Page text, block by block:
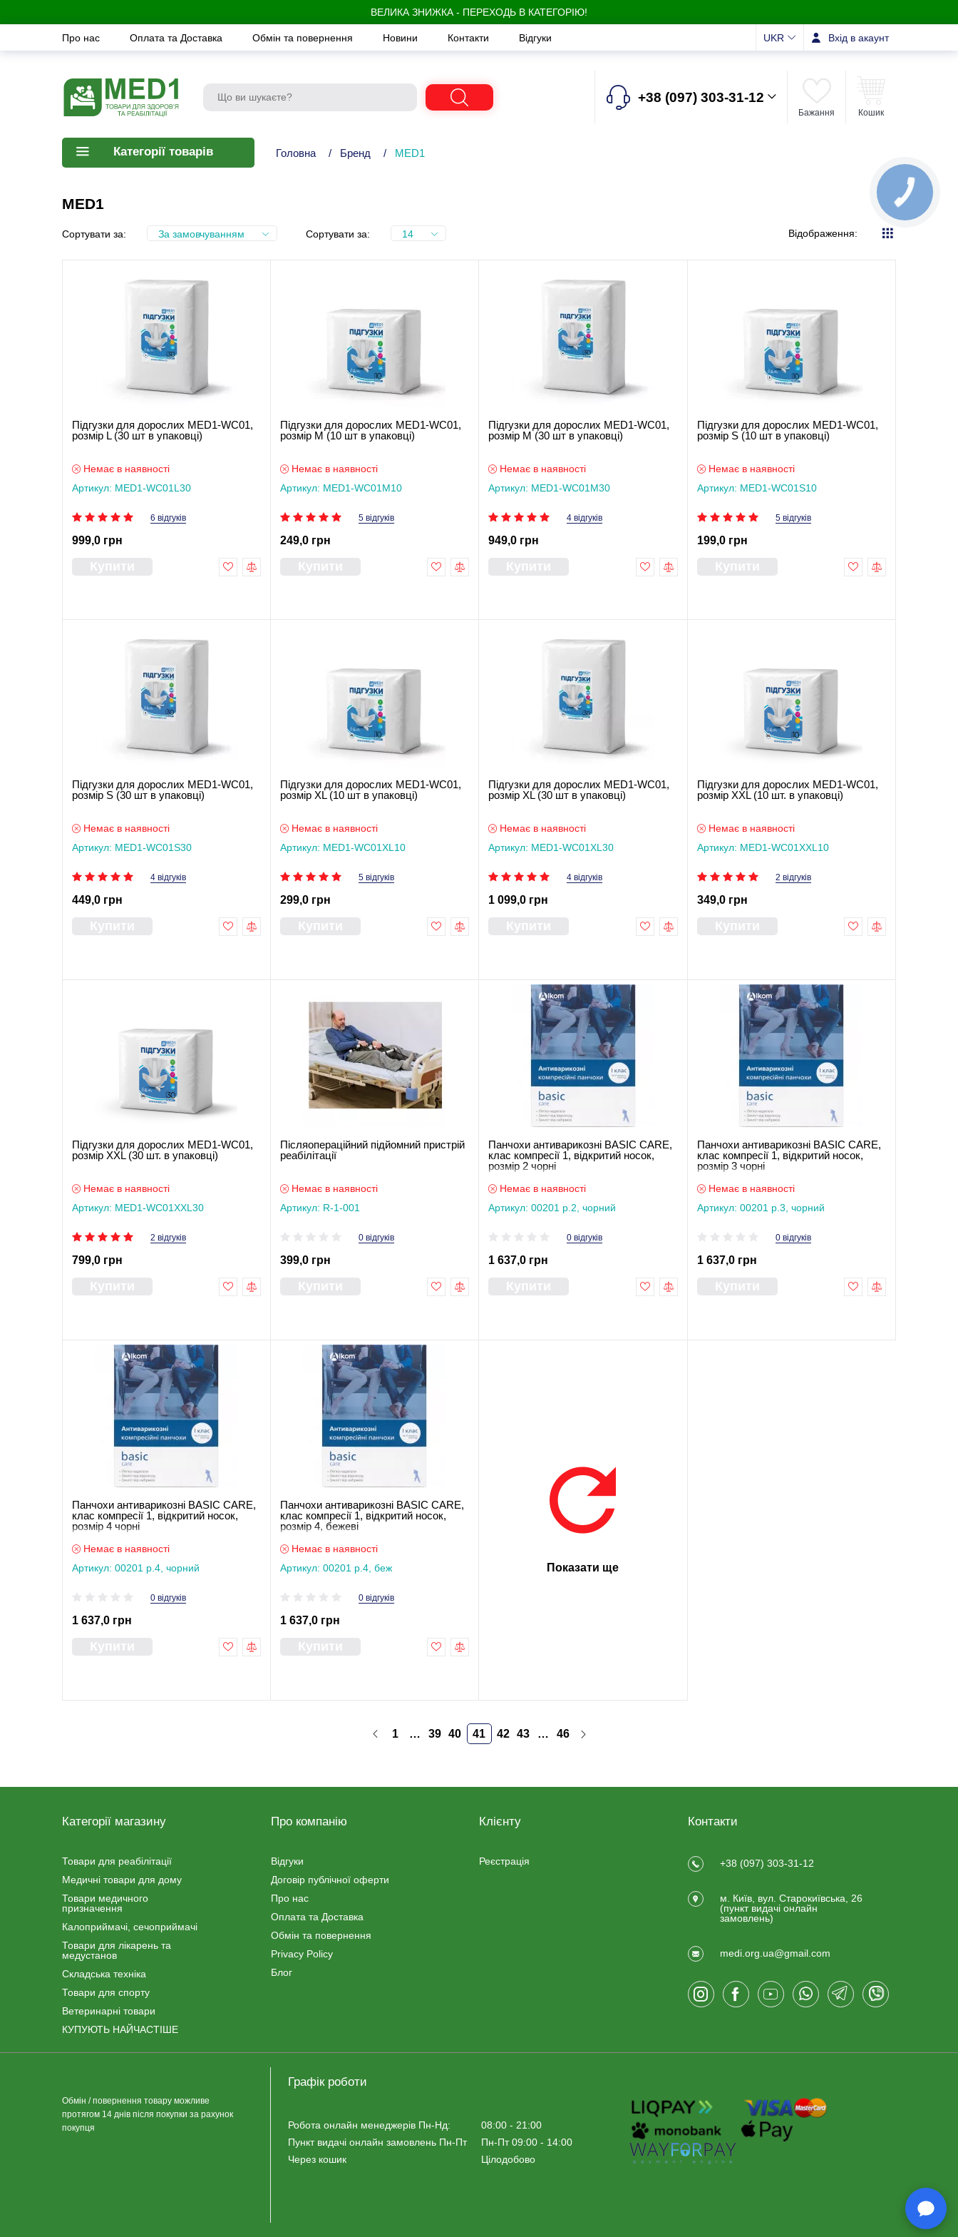
ВЕЛИКА ЗНИЖКА - ПЕРЕХОДЬ В КАТЕГОРІЮ!
Про нас Оплата та Доставка Обмін та повернення Новини Контакти Відгуки UKR Вхід в акаунт
+38 (097) 303-31-12
Бажання Кошик
Категорії товарів Головна / Бренд / MED1
MED1
Сортувати за: За замовчуванням Сортувати за: 14 Відображення:
Підгузки для дорослих MED1-WC01,
розмір L (30 шт в упаковці)
Немає в наявності
Артикул: MED1-WC01L30
6 відгуків
999,0 грн
Підгузки для дорослих MED1-WC01,
розмір M (10 шт в упаковці)
Немає в наявності
Артикул: MED1-WC01M10
5 відгуків
249,0 грн
Підгузки для дорослих MED1-WC01,
розмір M (30 шт в упаковці)
Немає в наявності
Артикул: MED1-WC01M30
4 відгуків
949,0 грн
Підгузки для дорослих MED1-WC01,
розмір S (10 шт в упаковці)
Немає в наявності
Артикул: MED1-WC01S10
5 відгуків
199,0 грн
Підгузки для дорослих MED1-WC01,
розмір S (30 шт в упаковці)
Немає в наявності
Артикул: MED1-WC01S30
4 відгуків
449,0 грн
Підгузки для дорослих MED1-WC01,
розмір XL (10 шт в упаковці)
Немає в наявності
Артикул: MED1-WC01XL10
5 відгуків
299,0 грн
Підгузки для дорослих MED1-WC01,
розмір XL (30 шт в упаковці)
Немає в наявності
Артикул: MED1-WC01XL30
4 відгуків
1 099,0 грн
Підгузки для дорослих MED1-WC01,
розмір XХL (10 шт. в упаковці)
Немає в наявності
Артикул: MED1-WC01XХL10
2 відгуків
349,0 грн
Підгузки для дорослих MED1-WC01,
розмір ХXL (30 шт. в упаковці)
Немає в наявності
Артикул: MED1-WC01ХXL30
2 відгуків
799,0 грн
Післяопераційний підйомний пристрій
реабілітації
Немає в наявності
Артикул: R-1-001
0 відгуків
399,0 грн
Панчохи антиварикозні BASIC CARE,
клас компресії 1, відкритий носок,
розмір 2 чорні
Немає в наявності
Артикул: 00201 р.2, чорний
0 відгуків
1 637,0 грн
Панчохи антиварикозні BASIC CARE,
клас компресії 1, відкритий носок,
розмір 3 чорні
Немає в наявності
Артикул: 00201 р.3, чорний
0 відгуків
1 637,0 грн
Панчохи антиварикозні BASIC CARE,
клас компресії 1, відкритий носок,
розмір 4 чорні
Немає в наявності
Артикул: 00201 р.4, чорний
0 відгуків
1 637,0 грн
Панчохи антиварикозні BASIC CARE,
клас компресії 1, відкритий носок,
розмір 4, бежеві
Немає в наявності
Артикул: 00201 р.4, беж
0 відгуків
1 637,0 грн
Показати ще
1 … 39 40 41 42 43 … 46
Категорії магазину
Товари для реабілітації
Медичні товари для дому
Товари медичного
призначення
Калоприймачі, сечоприймачі
Товари для лікарень та
медустанов
Складська техніка
Товари для спорту
Ветеринарні товари
КУПУЮТЬ НАЙЧАСТІШЕ
Про компанію
Відгуки
Договір публічної оферти
Про нас
Оплата та Доставка
Обмін та повернення
Privacy Policy
Блог
Клієнту
Реєстрація
Контакти
+38 (097) 303-31-12
м. Київ, вул. Старокиївська, 26
(пункт видачi онлайн
замовлень)
medi.org.ua@gmail.com
Обмін / повернення товару можливе
протягом 14 днів після покупки за рахунок
покупця
Графік роботи
Робота онлайн менеджерiв Пн-Нд:
08:00 - 21:00
Пункт видачі онлайн замовлень Пн-Пт
Пн-Пт 09:00 - 14:00
Через кошик
Цілодобово